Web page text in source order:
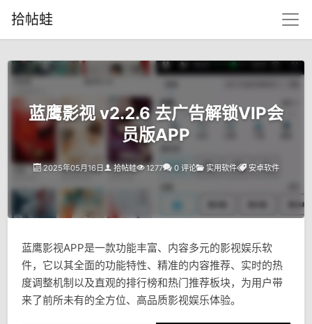
拾帖蛙
蓝鹰影视 v2.2.6 去广告解锁VIP会
员版APP
2025年05月16日 拾帖蛙 1277 0 评论 实用软件 安卓软件
蓝鹰影视APP是一款功能丰富、内容多元的影视娱乐软
件，它以其全面的功能特性、精准的内容推荐、实时的热
度调整机制以及直观的排行榜和热门推荐板块，为用户带
来了前所未有的全方位、高品质影视娱乐体验。